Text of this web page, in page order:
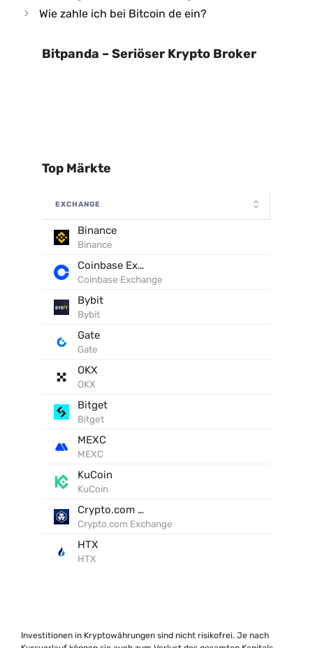
Wie zahle ich bei Bitcoin de ein?
Bitpanda – Seriöser Krypto Broker
Top Märkte
EXCHANGE
Binance
Binance
Coinbase Exchange
Coinbase Exchange
Bybit
Bybit
Gate
Gate
OKX
OKX
Bitget
Bitget
MEXC
MEXC
KuCoin
KuCoin
Crypto.com Exchange
Crypto.com Exchange
HTX
HTX
Investitionen in Kryptowährungen sind nicht risikofrei. Je nach